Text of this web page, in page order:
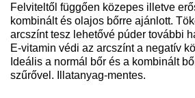
Felviteltől függően közepes illetve
kombinált és olajos bőrre ajánlott.
arcszínt tesz lehetővé púder további
E-vitamin védi az arcszínt a negatív
Ideális a normál bőr és a kombinált
szűrővel. Illatanyag-mentes.